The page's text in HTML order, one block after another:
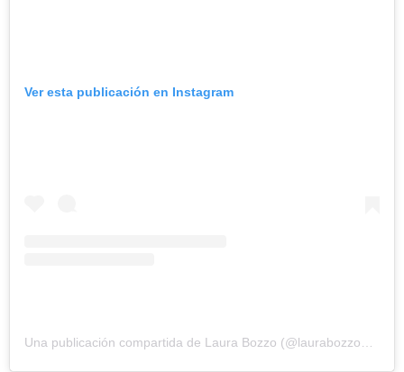
Ver esta publicación en Instagram